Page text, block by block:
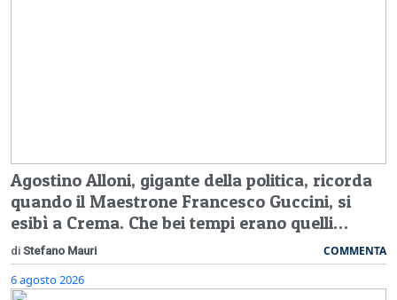
Agostino Alloni, gigante della politica, ricorda
quando il Maestrone Francesco Guccini, si
esibì a Crema. Che bei tempi erano quelli…
di Stefano Mauri COMMENTA
6 agosto 2026